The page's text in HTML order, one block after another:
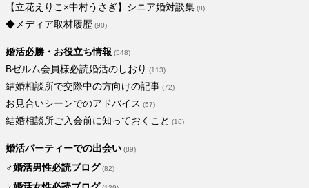
【立花えりこ×中村うさぎ】シニア婚対談集 (8)
◆メディア取材履歴 (90)
婚活必勝・お役立ち情報 (548)
Bゼルム会員様必読婚活のしおり (113)
結婚相談所で交際中の方向けの記事 (72)
お見合いシーンでのアドバイス (57)
結婚相談所ご入会前に知っておくこと (16)
婚活パーティーでの出会い (89)
♂婚活男性必読ブログ (82)